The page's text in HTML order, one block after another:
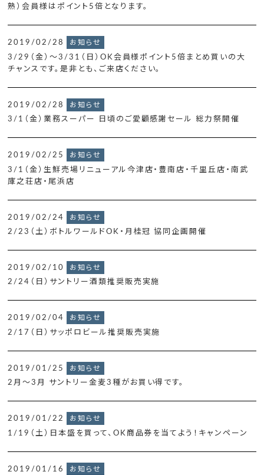
熟）会員様はポイント5倍となります。
2019/02/28 お知らせ
3/29（金）～3/31（日）OK会員様ポイント5倍まとめ買いの大
チャンスです。是非とも、ご来店ください。
2019/02/28 お知らせ
3/1（金）業務スーパー 日頃のご愛顧感謝セール 総力祭開催
2019/02/25 お知らせ
3/1（金）生鮮売場リニューアル今津店・豊南店・千里丘店・南武
庫之荘店・尾浜店
2019/02/24 お知らせ
2/23（土）ボトルワールドOK・月桂冠 協同企画開催
2019/02/10 お知らせ
2/24（日）サントリー酒類推奨販売実施
2019/02/04 お知らせ
2/17（日）サッポロビール推奨販売実施
2019/01/25 お知らせ
2月～3月 サントリー金麦3種がお買い得です。
2019/01/22 お知らせ
1/19（土）日本盛を買って、OK商品券を当てよう！キャンペーン
2019/01/16 お知らせ